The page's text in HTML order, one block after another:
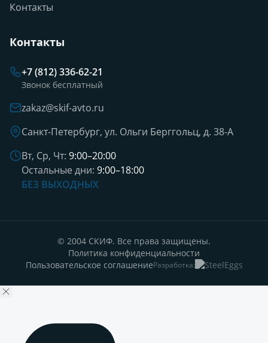
Контакты
Контакты
+7 (812) 336-62-21
Звонок бесплатный
zakaz@skif-avto.ru
Санкт-Петербург, ул. Ольги Берггольц, д. 38-А
Вт, Ср, Чт: 9:00–20:00
Остальные дни: 9:00–18:00
БЕЗ ВЫХОДНЫХ
© 2004 СКИФ. Все права защищены.
Политика конфиденциальности
Пользовательское соглашениеРазработка: